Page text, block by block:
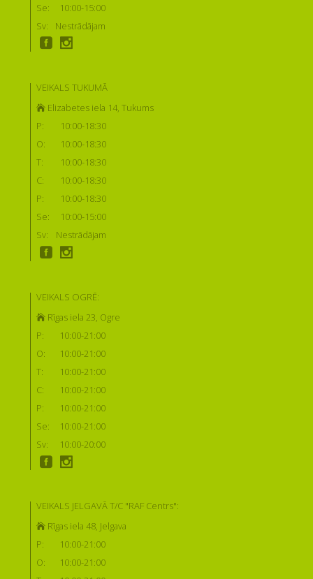
Se:
10:00-15:00
Sv:
Nestrādājam
VEIKALS TUKUMĀ
Elizabetes iela 14, Tukums
P:
10:00-18:30
O:
10:00-18:30
T:
10:00-18:30
C:
10:00-18:30
P:
10:00-18:30
Se:
10:00-15:00
Sv:
Nestrādājam
VEIKALS OGRĒ:
Rīgas iela 23, Ogre
P:
10:00-21:00
O:
10:00-21:00
T:
10:00-21:00
C:
10:00-21:00
P:
10:00-21:00
Se:
10:00-21:00
Sv:
10:00-20:00
VEIKALS JELGAVĀ T/C "RAF Centrs":
Rīgas iela 48, Jelgava
P:
10:00-21:00
O:
10:00-21:00